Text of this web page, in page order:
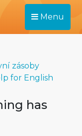
Menu
zásoby
for English
has